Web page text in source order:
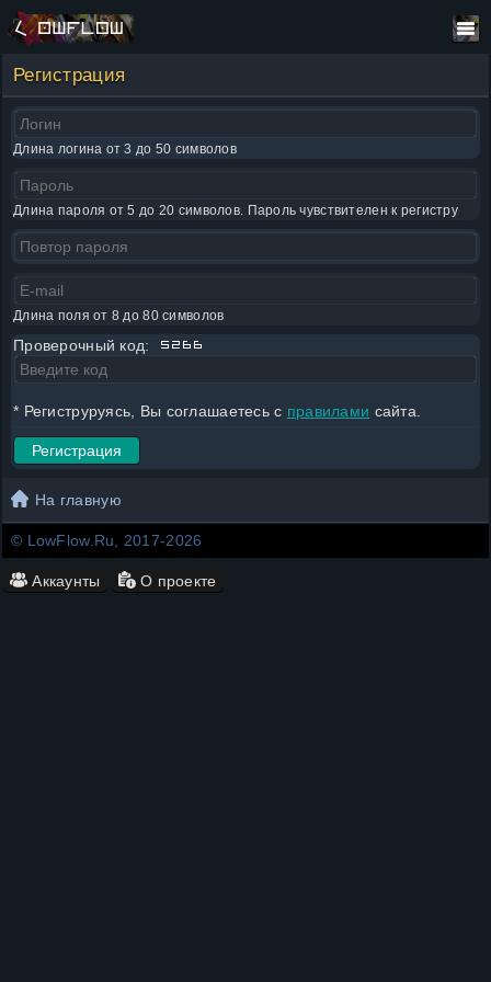
Регистрация
Длина логина от 3 до 50 символов
Длина пароля от 5 до 20 символов. Пароль чувствителен к регистру
Длина поля от 8 до 80 символов
Проверочный код:
* Региструруясь, Вы соглашаетесь с правилами сайта.
На главную
© LowFlow.Ru, 2017-2026
Аккаунты О проекте